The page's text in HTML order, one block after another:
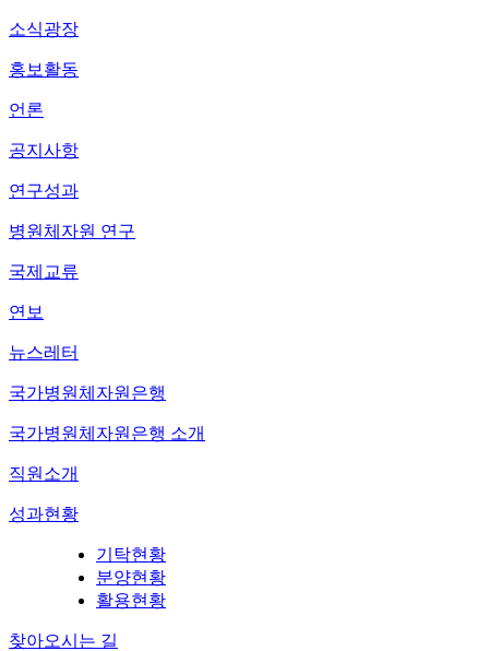
소식광장
홍보활동
언론
공지사항
연구성과
병원체자원 연구
국제교류
연보
뉴스레터
국가병원체자원은행
국가병원체자원은행 소개
직원소개
성과현황
기탁현황
분양현황
활용현황
찾아오시는 길